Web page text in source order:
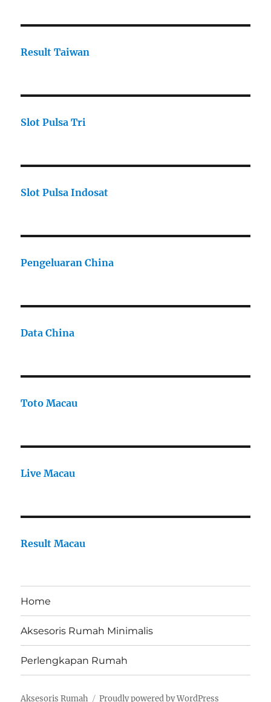
Result Taiwan
Slot Pulsa Tri
Slot Pulsa Indosat
Pengeluaran China
Data China
Toto Macau
Live Macau
Result Macau
Home
Aksesoris Rumah Minimalis
Perlengkapan Rumah
Aksesoris Rumah Proudly powered by WordPress